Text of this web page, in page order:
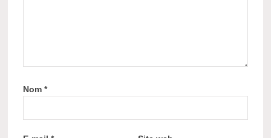
Nom*